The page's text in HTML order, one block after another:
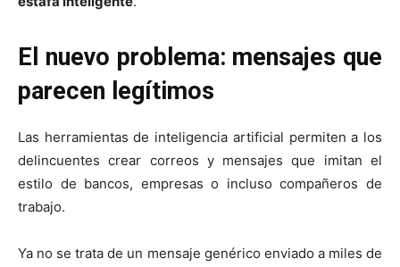
El nuevo problema: mensajes que
parecen legítimos
Las herramientas de inteligencia artificial permiten a los
delincuentes crear correos y mensajes que imitan el
estilo de bancos, empresas o incluso compañeros de
trabajo.
Ya no se trata de un mensaje genérico enviado a miles de